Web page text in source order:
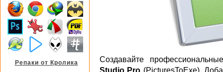
Создавайте
Studio Pro (PicturesToExe).
Репаки от Кролика